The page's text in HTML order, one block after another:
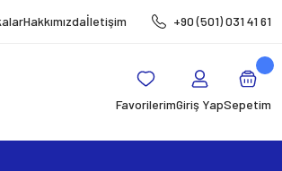
Hakkımızdaİletişim +90 (501) 031 41 61
FavorilerimGiriş YapSepetim